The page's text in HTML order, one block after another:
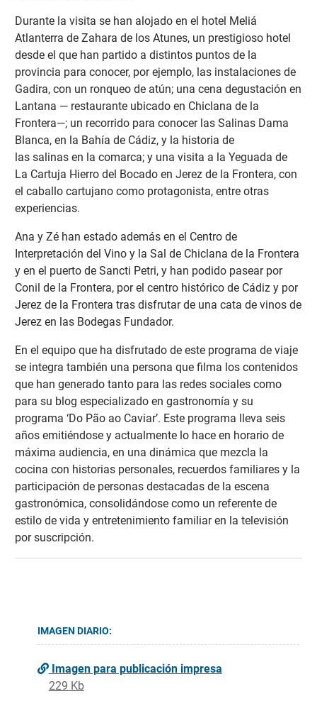
Durante la visita se han alojado en el hotel Meliá
Atlanterra de Zahara de los Atunes, un prestigioso hotel
desde el que han partido a distintos puntos de la
provincia para conocer, por ejemplo, las instalaciones de
Gadira, con un ronqueo de atún; una cena degustación en
Lantana — restaurante ubicado en Chiclana de la
Frontera—; un recorrido para conocer las Salinas Dama
Blanca, en la Bahía de Cádiz, y la historia de
las salinas en la comarca; y una visita a la Yeguada de
La Cartuja Hierro del Bocado en Jerez de la Frontera, con
el caballo cartujano como protagonista, entre otras
experiencias.
Ana y Zé han estado además en el Centro de
Interpretación del Vino y la Sal de Chiclana de la Frontera
y en el puerto de Sancti Petri, y han podido pasear por
Conil de la Frontera, por el centro histórico de Cádiz y por
Jerez de la Frontera tras disfrutar de una cata de vinos de
Jerez en las Bodegas Fundador.
En el equipo que ha disfrutado de este programa de viaje
se integra también una persona que filma los contenidos
que han generado tanto para las redes sociales como
para su blog especializado en gastronomía y su
programa ‘Do Pão ao Caviar’. Este programa lleva seis
años emitiéndose y actualmente lo hace en horario de
máxima audiencia, en una dinámica que mezcla la
cocina con historias personales, recuerdos familiares y la
participación de personas destacadas de la escena
gastronómica, consolidándose como un referente de
estilo de vida y entretenimiento familiar en la televisión
por suscripción.
IMAGEN DIARIO:
Imagen para publicación impresa
229 Kb